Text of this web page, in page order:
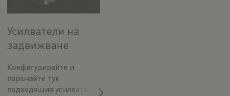
Усилватели на
задвижване
Конфигурирайте и
поръчайте тук
подходящия усилвател